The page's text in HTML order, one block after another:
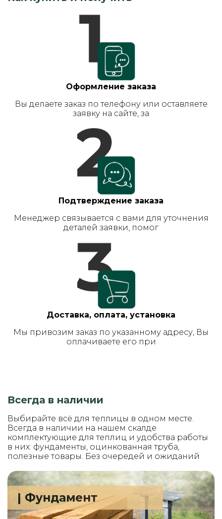
Оформление заказа
Вы делаете заказ по телефону или оставляете
заявку на сайте, за
Подтверждение заказа
Менеджер связывается с вами для уточнения
деталей заявки, помог
Доставка, оплата, установка
Мы привозим заказ по указанному адресу, Вы
оплачиваете его при
Всегда в наличии
Выбирайте всё для теплицы в одном месте.
Всегда в наличии на нашем скалде
комплектующие для теплиц и удобства работы
в них: фундаменты, оцинкованная труба,
полезные товары. Без очередей и ожиданий
| Фундамент